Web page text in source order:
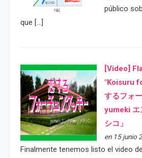
público
que […]
[Video]
"Koisuru
するフォ
yumeki エ
シコ」
en 15 junio
Finalmente tenemos listo el video